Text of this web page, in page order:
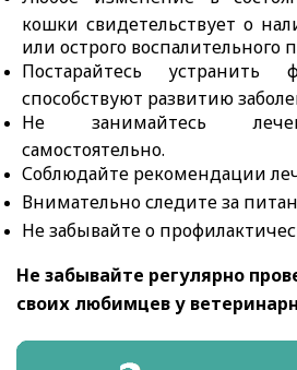
кошки свидетельствует о
или острого воспалительного
Постарайтесь устранить
способствуют развитию
Не занимайтесь
самостоятельно.
Соблюдайте рекомендации
Внимательно следите за
Не забывайте о
Не забывайте регулярно
своих любимцев у